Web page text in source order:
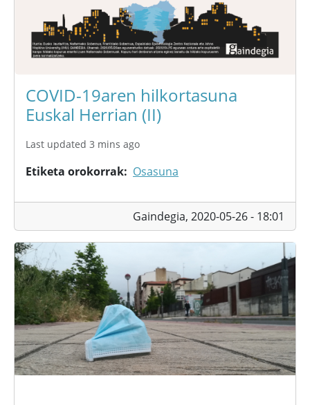
COVID-19aren hilkortasuna
Euskal Herrian (II)
Last updated 3 mins ago
Etiketa orokorrak Osasuna
Gaindegia, 2020-05-26 - 18:01